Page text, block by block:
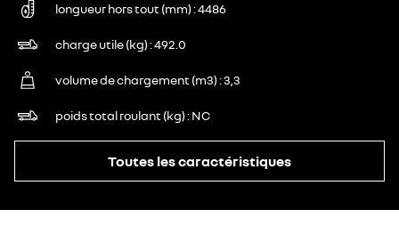
longueur hors tout (mm) 4486
charge utile (kg) 492.0
volume de chargement (m3) 3,3
poids total roulant (kg) NC
Toutes les caractéristiques